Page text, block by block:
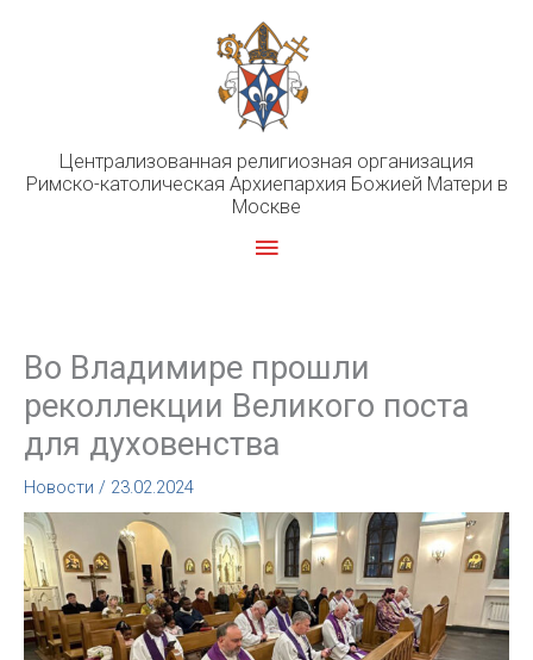
Централизованная религиозная организация
Римско-католическая Архиепархия Божией Матери в
Москве
Главное
Во Владимире прошли
реколлекции Великого поста
для духовенства
Новости / 23.02.2024